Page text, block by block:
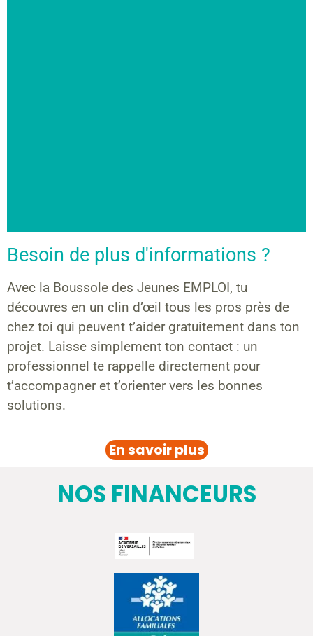
Besoin de plus d'informations ?
Avec la Boussole des Jeunes EMPLOI, tu
découvres en un clin d’œil tous les pros près de
chez toi qui peuvent t’aider gratuitement dans ton
projet. Laisse simplement ton contact : un
professionnel te rappelle directement pour
t’accompagner et t’orienter vers les bonnes
solutions.
En savoir plus
NOS FINANCEURS